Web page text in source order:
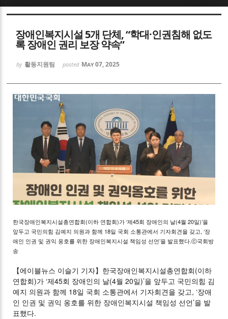
장애인복지시설 5개 단체, “학대·인권침해 없도
록 장애인 권리 보장 약속”
by 활동지원팀 posted May 07, 2025
한국장애인복지시설총연합회(이하 연합회)가 ‘제45회 장애인의 날(4월 20일)’을
앞두고 국민의힘 김예지 의원과 함께 18일 국회 소통관에서 기자회견을 갖고, ‘장
애인 인권 및 권익 옹호를 위한 장애인복지시설 책임성 선언’을 발표했다.ⓒ국회방
송
【에이블뉴스 이슬기 기자】한국장애인복지시설총연합회(이하
연합회)가 ‘제45회 장애인의 날(4월 20일)’을 앞두고 국민의힘 김
예지 의원과 함께 18일 국회 소통관에서 기자회견을 갖고, ‘장애
인 인권 및 권익 옹호를 위한 장애인복지시설 책임성 선언’을 발
표했다.
Sketchbook5, 스케치북5
Sketchbook5, 스케치북5